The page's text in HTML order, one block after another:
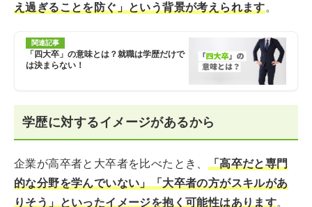
え過ぎることを防ぐ」という背景が考えられます。
関連記事
「四大卒」の意味とは？就職は学歴だけで
は決まらない！
学歴に対するイメージがあるから
企業が高卒者と大卒者を比べたとき、 「高卒だと専門
的な分野を学んでいない」「大卒者の方がスキルがあ
りそう」といったイメージを抱く可能性はあります。